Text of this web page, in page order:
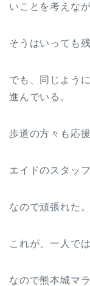
いことを考えな
そうはいっても
でも、同じよう
進んでいる。
歩道の方々も応
エイドのスタッ
なので頑張れた。
これが、一人で
なので熊本城マ